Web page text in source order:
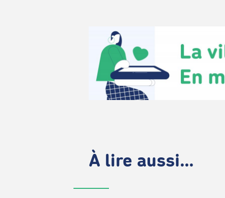
À lire aussi...